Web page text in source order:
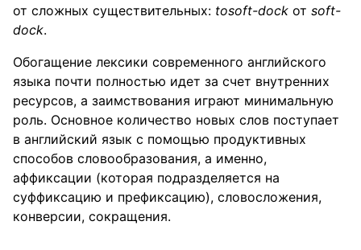
от сложных существительных: tosoft-dock от soft-
dock.
Обогащение лексики современного английского
языка почти полностью идет за счет внутренних
ресурсов, а заимствования играют минимальную
роль. Основное количество новых слов поступает
в английский язык с помощью продуктивных
способов словообразования, а именно,
аффиксации (которая подразделяется на
суффиксацию и префиксацию), словосложения,
конверсии, сокращения.